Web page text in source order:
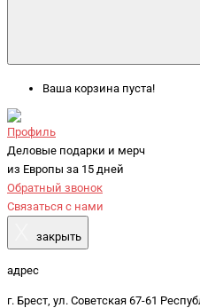
Ваша корзина пуста!
Профиль
Деловые подарки и мерч
из Европы за 15 дней
Обратный звонок
Связаться с нами
закрыть
адрес
г. Брест, ул. Советская 67-61